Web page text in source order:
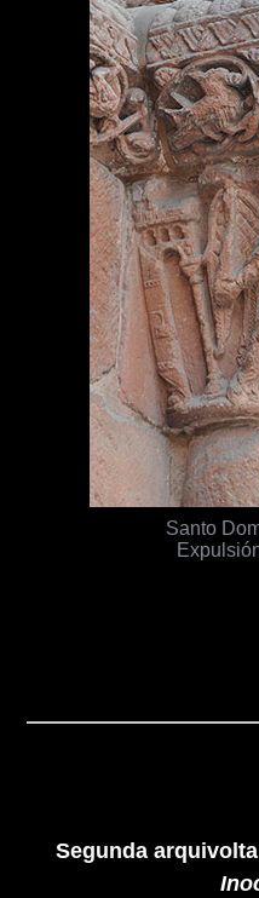
Santo
Segunda